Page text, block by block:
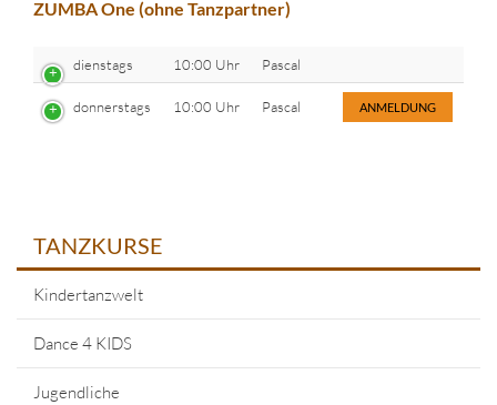
ZUMBA One (ohne Tanzpartner)
dienstags 10:00 Uhr Pascal
donnerstags 10:00 Uhr Pascal ANMELDUNG
TANZKURSE
Kindertanzwelt
Dance 4 KIDS
Jugendliche